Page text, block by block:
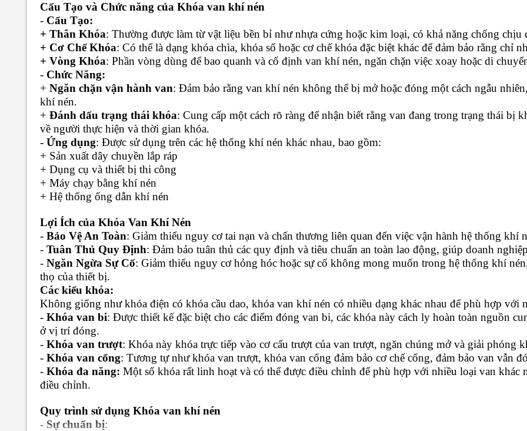
Cấu Tạo và Chức năng của Khóa van khí nén
- Cấu Tạo:
+ Thân Khóa: Thường được làm từ vật liệu bền bỉ như nhựa cứng hoặc kim loại, có khả năng chống
+ Cơ Chế Khóa: Có thể là dạng khóa chìa, khóa số hoặc cơ chế khóa đặc biệt khác để đảm bảo rằng chỉ
+ Vòng Khóa: Phần vòng dùng để bao quanh và cố định van khí nén, ngăn chặn việc xoay hoặc di
- Chức Năng:
+ Ngăn chặn vận hành van: Đảm bảo rằng van khí nén không thể bị mở hoặc đóng một cách ngẫu
khí nén.
+ Đánh dấu trạng thái khóa: Cung cấp một cách rõ ràng để nhận biết rằng van đang trong trạng thái bị
về người thực hiện và thời gian khóa.
- Ứng dụng: Được sử dụng trên các hệ thống khí nén khác nhau, bao gồm:
+ Sản xuất dây chuyền lắp ráp
+ Dụng cụ và thiết bị thi công
+ Máy chạy bằng khí nén
+ Hệ thống ống dẫn khí nén
Lợi Ích của Khóa Van Khí Nén
- Bảo Vệ An Toàn: Giảm thiểu nguy cơ tai nạn và chấn thương liên quan đến việc vận hành hệ thống khí
- Tuân Thủ Quy Định: Đảm bảo tuân thủ các quy định và tiêu chuẩn an toàn lao động, giúp doanh
- Ngăn Ngừa Sự Cố: Giảm thiểu nguy cơ hỏng hóc hoặc sự cố không mong muốn trong hệ thống khí
thọ của thiết bị.
Các kiểu khóa:
Không giống như khóa điện có khóa cầu dao, khóa van khí nén có nhiều dạng khác nhau để phù hợp với
- Khóa van bi: Được thiết kế đặc biệt cho các điểm đóng van bi, các khóa này cách ly hoàn toàn nguồn
ở vị trí đóng.
- Khóa van trượt: Khóa này khóa trực tiếp vào cơ cấu trượt của van trượt, ngăn chúng mở và giải phóng
- Khóa van cổng: Tương tự như khóa van trượt, khóa van cổng đảm bảo cơ chế cổng, đảm bảo van vẫn
- Khóa đa năng: Một số khóa rất linh hoạt và có thể được điều chỉnh để phù hợp với nhiều loại van khác
điều chỉnh.
Quy trình sử dụng Khóa van khí nén
- Sự chuẩn bị: